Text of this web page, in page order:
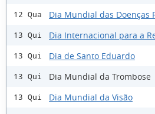
12 Qua Dia Mundial das Doenças
13 Qui Dia Internacional para a
13 Qui Dia de Santo Eduardo
13 Qui Dia Mundial da Trombose
13 Qui Dia Mundial da Visão